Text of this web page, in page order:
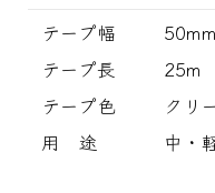
テープ幅
50mm
テープ長
25m
テープ色
クリ
用 途
中・